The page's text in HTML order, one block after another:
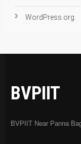
WordPress.org
BVPIIT
BVPIIT Near Panna